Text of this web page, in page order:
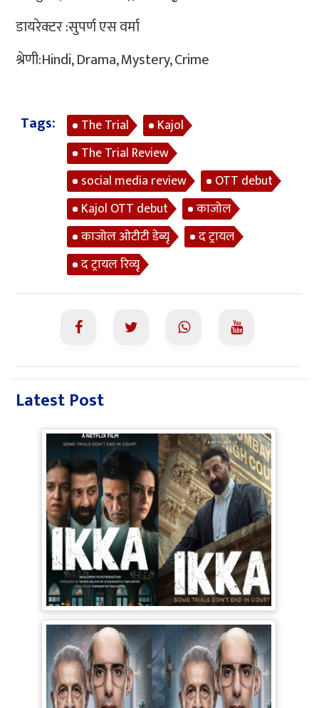
डायरेक्टर :सुपर्ण एस वर्मा
श्रेणी:Hindi, Drama, Mystery, Crime
Tags: The Trial
Kajol
The Trial Review
social media review
OTT debut
Kajol OTT debut
काजोल
काजोल ओटीटी डेब्यू
द ट्रायल
द ट्रायल रिव्यू
Latest Post
Ikka Movie Review: 90s के दौर में फंसी
सनी-अक्षय की फिल्म, Courtroom Drama
पूरी तरह बेअसर